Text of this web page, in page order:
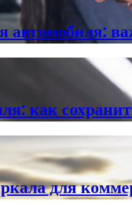
автомобиля:
как
для